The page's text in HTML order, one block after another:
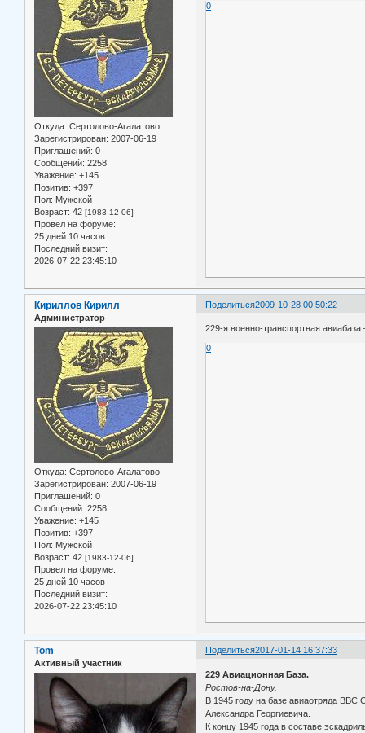
Откуда: Сертолово-Агалатово
Зарегистрирован: 2007-06-19
Приглашений: 0
Сообщений: 2258
Уважение: +145
Позитив: +397
Пол: Мужской
Возраст: 42 [1983-12-06]
Провел на форуме:
25 дней 10 часов
Последний визит:
2026-07-22 23:45:10
0
Поделиться2009-10-28 00:50:22
Кириллов Кирилл
Администратор
Откуда: Сертолово-Агалатово
Зарегистрирован: 2007-06-19
Приглашений: 0
Сообщений: 2258
Уважение: +145
Позитив: +397
Пол: Мужской
Возраст: 42 [1983-12-06]
Провел на форуме:
25 дней 10 часов
Последний визит:
2026-07-22 23:45:10
229-я военно-транспортная
0
Поделиться2017-01-14 16:37:33
Tom
Активный участник
229 Авиационная База.
Ростов-на-Дону.
В 1945 году на базе авиаотряда
Александра Георгиевича.
К концу 1945 года в составе